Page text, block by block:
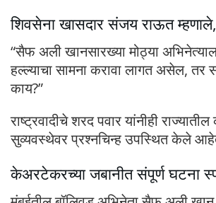
शिवसेना खासदार संजय राऊत म्हणाले,
“सैफ अली खानसारख्या मोठ्या
हल्ल्याचा सामना करावा लागत असेल, तर
काय?”
राष्ट्रवादीचे शरद पवार यांनीही
सुव्यवस्थेवर प्रश्नचिन्ह उपस्थित केले
केअरटेकरच्या जबानीत संपूर्ण घटना